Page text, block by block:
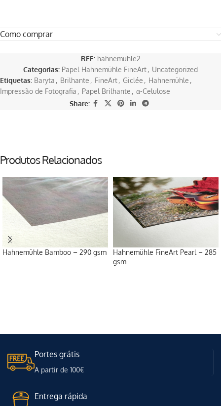
Como comprar
REF: hahnemuhle2
Categorias: Papel Hahnemühle FineArt, Uncategorized
Etiquetas: Baryta , Brilhante , FineArt, Giclée , Hahnemühle ,
Impressão de Fotografia , Papel Brilhante , α-Celulose
Share:
Produtos Relacionados
Hahnemühle Bamboo – 290 gsm
Hahnemühle FineArt Pearl – 285
gsm
Portes grátis
A partir de 100€
Entrega rápida